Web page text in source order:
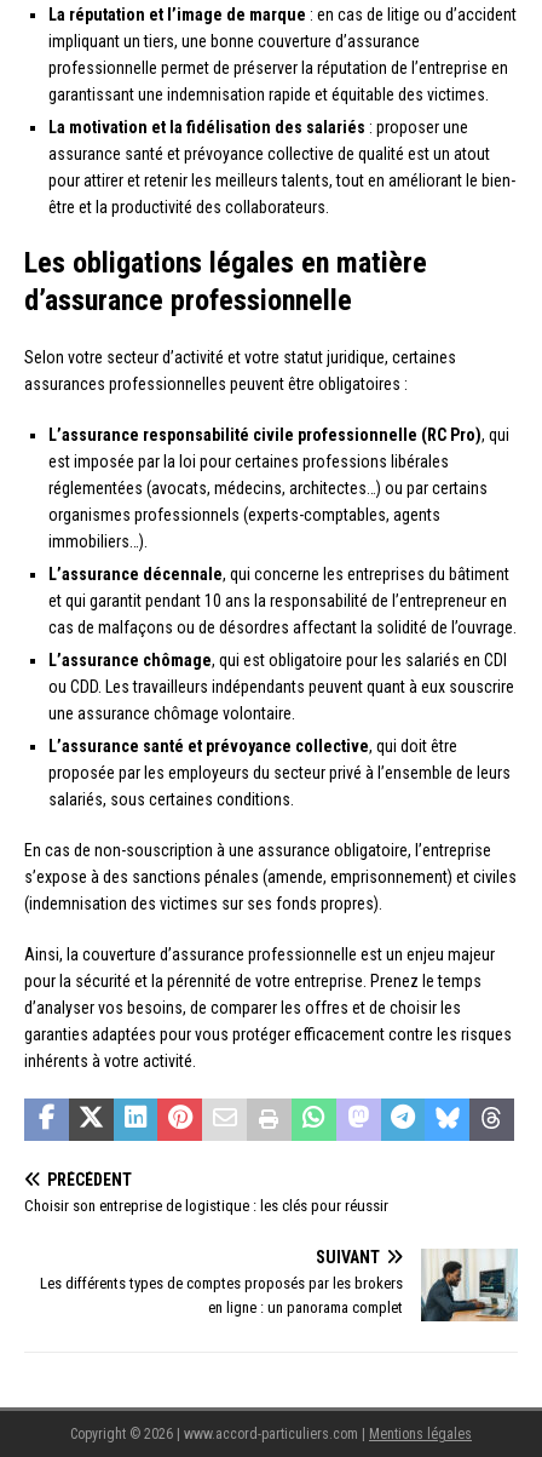
La réputation et l’image de marque : en cas de litige ou d’accident
impliquant un tiers, une bonne couverture d’assurance
professionnelle permet de préserver la réputation de l’entreprise en
garantissant une indemnisation rapide et équitable des victimes.
La motivation et la fidélisation des salariés : proposer une
assurance santé et prévoyance collective de qualité est un atout
pour attirer et retenir les meilleurs talents, tout en améliorant le bien-
être et la productivité des collaborateurs.
Les obligations légales en matière
d’assurance professionnelle
Selon votre secteur d’activité et votre statut juridique, certaines
assurances professionnelles peuvent être obligatoires :
L’assurance responsabilité civile professionnelle (RC Pro), qui
est imposée par la loi pour certaines professions libérales
réglementées (avocats, médecins, architectes…) ou par certains
organismes professionnels (experts-comptables, agents
immobiliers…).
L’assurance décennale, qui concerne les entreprises du bâtiment
et qui garantit pendant 10 ans la responsabilité de l’entrepreneur en
cas de malfaçons ou de désordres affectant la solidité de l’ouvrage.
L’assurance chômage, qui est obligatoire pour les salariés en CDI
ou CDD. Les travailleurs indépendants peuvent quant à eux souscrire
une assurance chômage volontaire.
L’assurance santé et prévoyance collective, qui doit être
proposée par les employeurs du secteur privé à l’ensemble de leurs
salariés, sous certaines conditions.
En cas de non-souscription à une assurance obligatoire, l’entreprise
s’expose à des sanctions pénales (amende, emprisonnement) et civiles
(indemnisation des victimes sur ses fonds propres).
Ainsi, la couverture d’assurance professionnelle est un enjeu majeur
pour la sécurité et la pérennité de votre entreprise. Prenez le temps
d’analyser vos besoins, de comparer les offres et de choisir les
garanties adaptées pour vous protéger efficacement contre les risques
inhérents à votre activité.
PRÉCÉDENT
Choisir son entreprise de logistique : les clés pour réussir
SUIVANT
Les différents types de comptes proposés par les brokers
en ligne : un panorama complet
Copyright © 2026 | www.accord-particuliers.com | Mentions légales